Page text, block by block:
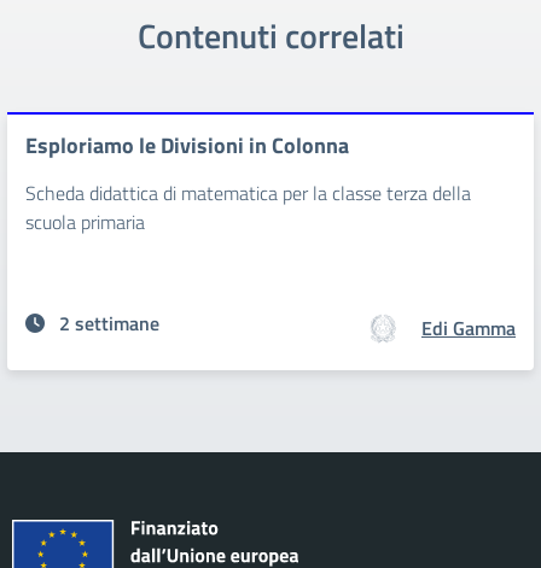
Contenuti correlati
Esploriamo le Divisioni in Colonna
Scheda didattica di matematica per la classe terza della
scuola primaria
2 settimane Edi Gamma